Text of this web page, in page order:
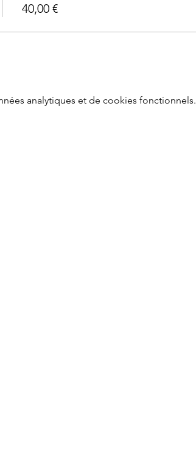
40,00 €
analytiques et de cookies fonctionnels.